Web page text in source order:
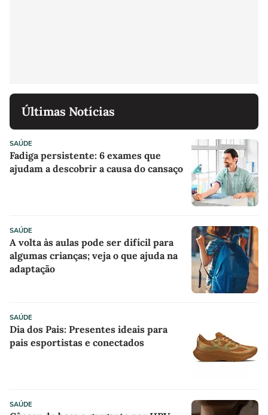
Últimas Notícias
SAÚDE
Fadiga persistente: 6 exames que
ajudam a descobrir a causa do cansaço
SAÚDE
A volta às aulas pode ser difícil para
algumas crianças; veja o que ajuda na
adaptação
SAÚDE
Dia dos Pais: Presentes ideais para
pais esportistas e conectados
SAÚDE